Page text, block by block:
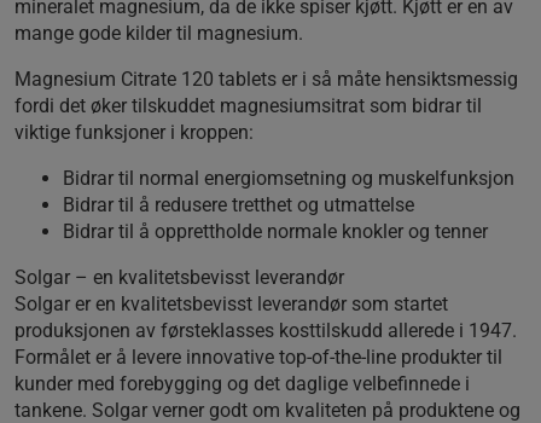
mineralet magnesium, da de ikke spiser kjøtt. Kjøtt er en av
mange gode kilder til magnesium.
Magnesium Citrate 120 tablets er i så måte hensiktsmessig
fordi det øker tilskuddet magnesiumsitrat som bidrar til
viktige funksjoner i kroppen:
Bidrar til normal energiomsetning og muskelfunksjon
Bidrar til å redusere tretthet og utmattelse
Bidrar til å opprettholde normale knokler og tenner
Solgar – en kvalitetsbevisst leverandør
Solgar er en kvalitetsbevisst leverandør som startet
produksjonen av førsteklasses kosttilskudd allerede i 1947.
Formålet er å levere innovative top-of-the-line produkter til
kunder med forebygging og det daglige velbefinnede i
tankene. Solgar verner godt om kvaliteten på produktene og